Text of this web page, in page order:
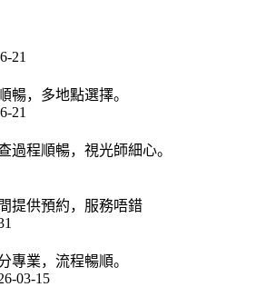
21
暢，多地點選擇。
21
過程順暢，視光師細心。
提供預約，服務唔錯
專業，流程暢順。
03-15